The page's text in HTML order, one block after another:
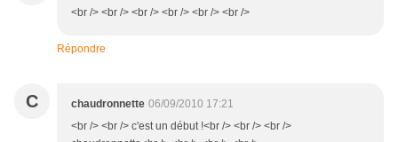
<br /> <br /> <br /> <br /> <br /> <br />
Répondre
C chaudronnette 06/09/2010 17:21
<br /> <br /> c'est un début !<br /> <br /> <br />